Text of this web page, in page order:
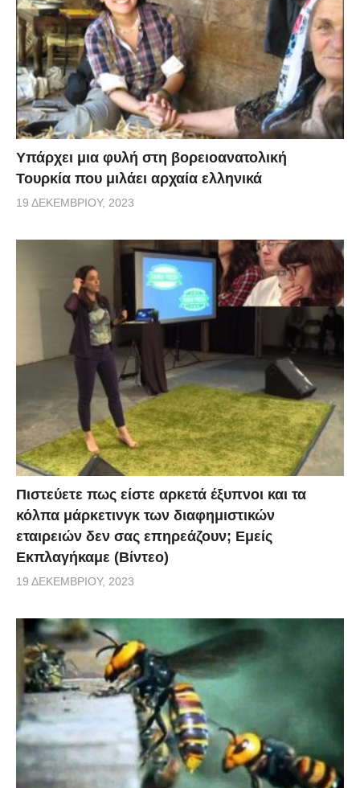
Υπάρχει μια φυλή στη βορειοανατολική
Τουρκία που μιλάει αρχαία ελληνικά
19 ΔΕΚΕΜΒΡΊΟΥ, 2023
Πιστεύετε πως είστε αρκετά έξυπνοι και τα
κόλπα μάρκετινγκ των διαφημιστικών
εταιρειών δεν σας επηρεάζουν; Εμείς
Εκπλαγήκαμε (Βίντεο)
19 ΔΕΚΕΜΒΡΊΟΥ, 2023